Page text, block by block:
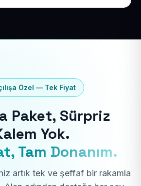
Özel — Tek Fiyat
Paket, Sürpriz
Yok.
Tam Donanım.
artık tek ve şeffaf bir rakamla